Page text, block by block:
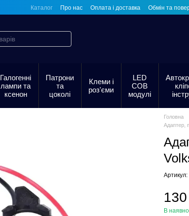
Каталог Про нас Оплата і доставка Обмін та
Галогенні
лампи та
ксенон
Патрони
та
цоколі
Клеми і
роз'єми
LED
COB
модулі
Головна
Адаптер,
В